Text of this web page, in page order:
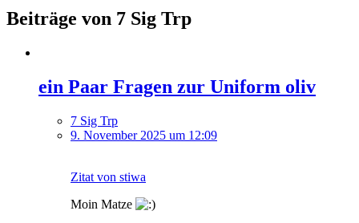
Beiträge von 7 Sig Trp
ein Paar Fragen zur Uniform oliv
7 Sig Trp
9. November 2025 um 12:09
Zitat von stiwa
Moin Matze